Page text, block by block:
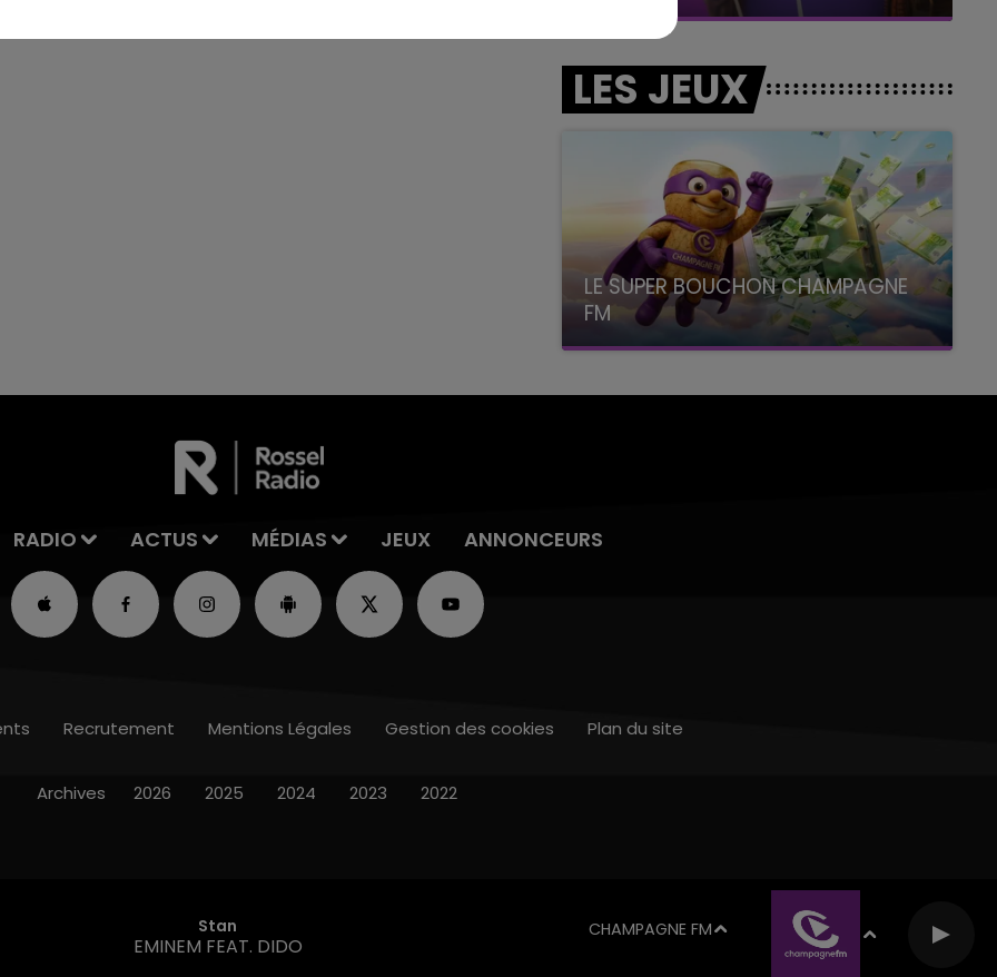
LES JEUX
LE SUPER BOUCHON CHAMPAGNE
FM
avec La Famille Champagne FM, à 8H10
RADIO ACTUS MÉDIAS JEUX ANNONCEURS
Stan
EMINEM FEAT. DIDO
CHAMPAGNE FM
Recrutement Mentions Légales Gestion des cookies Plan du site
Archives 2026 2025 2024 2023 2022